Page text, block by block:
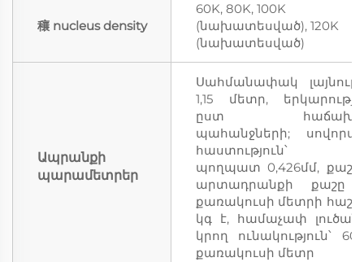
穰 nucleus density
60K, 80K, 100K
(նախատեսված), 120K
(նախատեսված)
Ապրանքի
պարամետրեր
Սահմանափակ
1,15 մետր,
ըստ
պահանջների;
հաստություն՝
պողպատ 0,426մմ, քաշ
արտադրանքի քաշը
քառակուսի մետրի
կգ է, համաչափ
կրող ունակություն՝
քառակուսի մետր